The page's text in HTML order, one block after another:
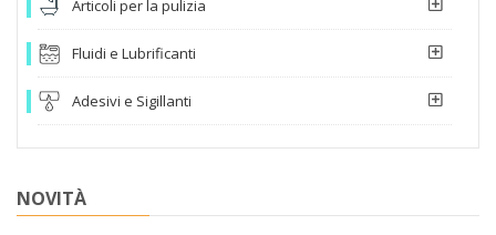
Articoli per la pulizia
Fluidi e Lubrificanti
Adesivi e Sigillanti
NOVITÀ